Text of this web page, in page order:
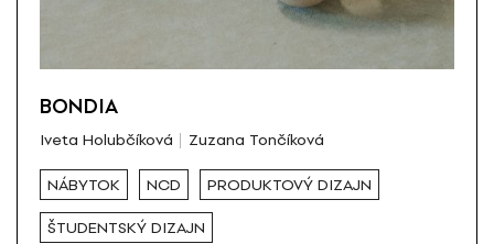
BONDIA
Iveta Holubčíková Zuzana Tončíková
NÁBYTOK NCD PRODUKTOVÝ DIZAJN
ŠTUDENTSKÝ DIZAJN